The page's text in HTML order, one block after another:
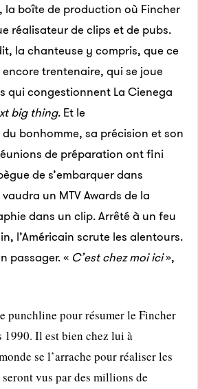
la boîte de production où Fincher
réalisateur de clips et de pubs.
la chanteuse y compris, que ce
trentenaire, qui se joue
qui congestionnent La Cienega
big thing. Et le
bonhomme, sa précision et son
de préparation ont fini
de s’embarquer dans
un MTV Awards de la
dans un clip. Arrêté à un feu
l’Américain scrute les alentours.
passager. « C’est chez moi ici»,
punchline pour résumer le Fincher
1990. Il est bien chez lui à
se l’arrache pour réaliser les
vus par des millions de